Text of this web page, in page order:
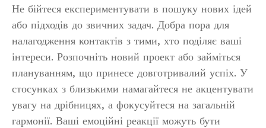
Не бійтеся експериментувати в пошуку нових ідей
або підходів до звичних задач. Добра пора для
налагодження контактів з тими, хто поділяє ваші
інтереси. Розпочніть новий проект або займіться
плануванням, що принесе довготривалий успіх. У
стосунках з близькими намагайтеся не акцентувати
увагу на дрібницях, а фокусуйтеся на загальній
гармонії. Ваші емоційні реакції можуть бути